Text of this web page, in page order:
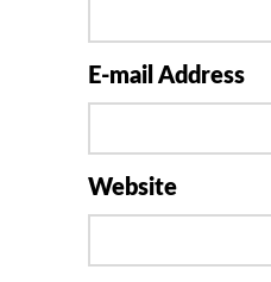
E-mail Address
Website